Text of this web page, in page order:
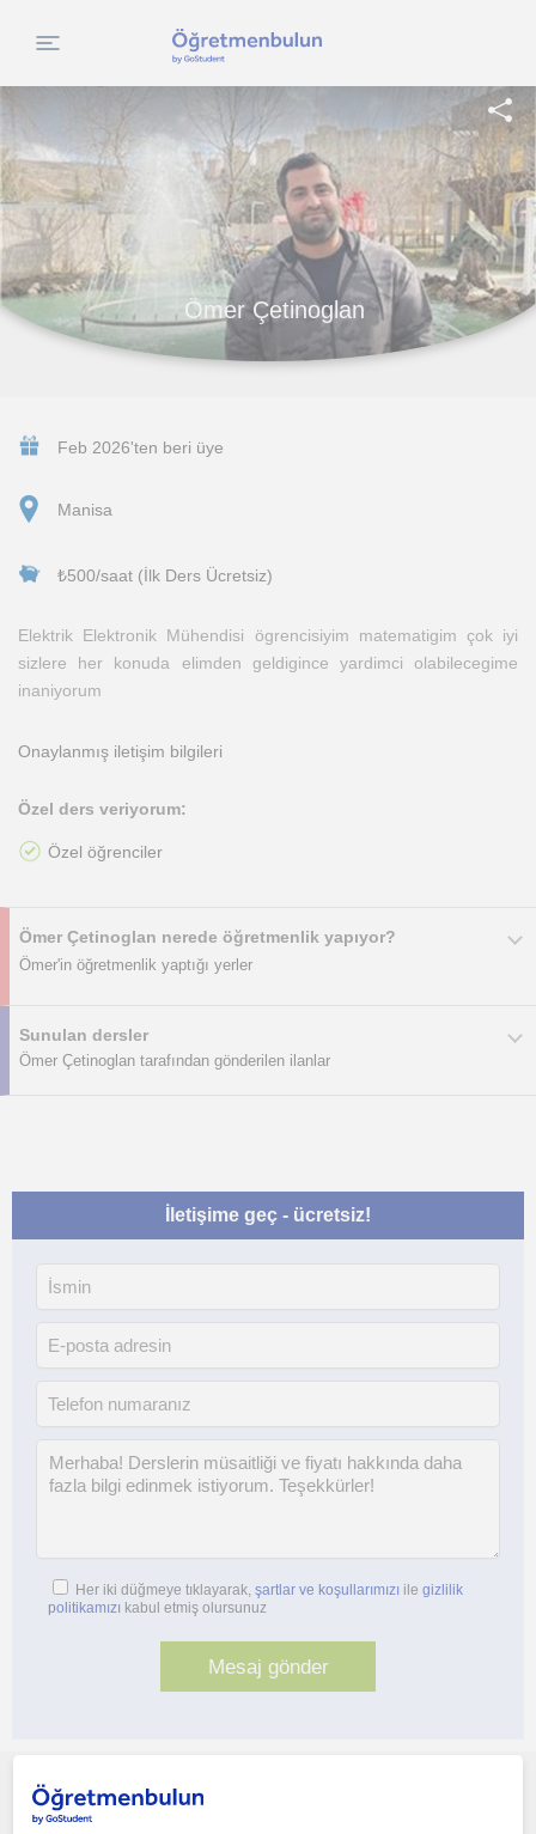
Ömer Çetinoglan
Feb 2026'ten beri üye
Manisa
₺500/saat (İlk Ders Ücretsiz)
Elektrik Elektronik Mühendisi ögrencisiyim matematigim çok iyi
sizlere her konuda elimden geldigince yardimci olabilecegime
inaniyorum
Onaylanmış iletişim bilgileri
Özel ders veriyorum:
Özel öğrenciler
Ömer Çetinoglan nerede öğretmenlik yapıyor?
Ömer'in öğretmenlik yaptığı yerler
Sunulan dersler
Ömer Çetinoglan tarafından gönderilen ilanlar
İletişime geç - ücretsiz!
Her iki düğmeye tıklayarak, şartlar ve koşullarımızı ile gizlilik
politikamızı kabul etmiş olursunuz
Bu profili paylaş veya e-posta ile gönder